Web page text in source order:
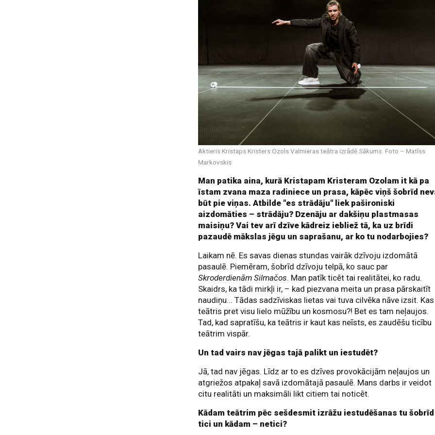
Aktieris Kristaps Kristers Ozols Valmieras teātra izrādēSākums. Foto – Matīss
Markovskis
Man patika aina, kurā Kristapam Kristeram Ozolam it kā pa
īstam zvana maza radiniece un prasa, kāpēc viņš šobrīd
būt pie viņas. Atbilde "es strādāju" liek pašironiski
aizdomāties – strādāju? Dzenāju ar dakšiņu plastmasas
maisiņu? Vai tev arī dzīve kādreiz iebliež tā, ka uz brīdi
pazaudē mākslas jēgu un saprašanu, ar ko tu nodarbojies?
Laikam nē. Es savas dienas stundas vairāk dzīvoju izdomātā
pasaulē. Piemēram, šobrīd dzīvoju telpā, ko sauc par
Skroderdienām Silmačos. Man patīk ticēt tai realitātei, ko radu.
Skaidrs, ka tādi mirkļi ir, – kad piezvana meita un prasa pārskaitīt
naudiņu... Tādas sadzīviskas lietas vai tuva cilvēka nāve izsit.
teātris pret visu lielo mūžību un kosmosu?! Bet es tam neļaujos.
Tad, kad sapratīšu, ka teātris ir kaut kas neīsts, es zaudēšu ticību
teātrim vispār.
Un tad vairs nav jēgas tajā palikt un iestudēt?
Jā, tad nav jēgas. Līdz ar to es dzīves provokācijām neļaujos un
atgriežos atpakaļ savā izdomātajā pasaulē. Mans darbs ir veidot
citu realitāti un maksimāli likt citiem tai noticēt.
Kādam teātrim pēc sešdesmit izrāžu iestudēšanas tu šobrīd
tici un kādam – netici?